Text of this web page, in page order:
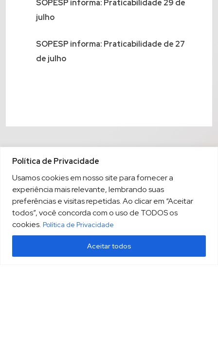
Política de Privacidade
Usamos cookies em nosso site para fornecer a
experiência mais relevante, lembrando suas
preferências e visitas repetidas. Ao clicar em “Aceitar
todos”, você concorda com o uso de TODOS os
cookies. Política de Privacidade
Aceitar todos
SOPESP informa: Praticabilidade 29 de
julho
SOPESP informa: Praticabilidade de 27
de julho